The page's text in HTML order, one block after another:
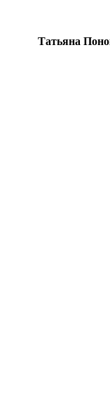
Татьяна